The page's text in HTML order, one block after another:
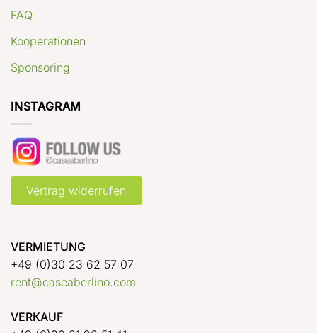
FAQ
Kooperationen
Sponsoring
INSTAGRAM
Vertrag widerrufen
VERMIETUNG
+49 (0)30 23 62 57 07
rent@caseaberlino.com
VERKAUF